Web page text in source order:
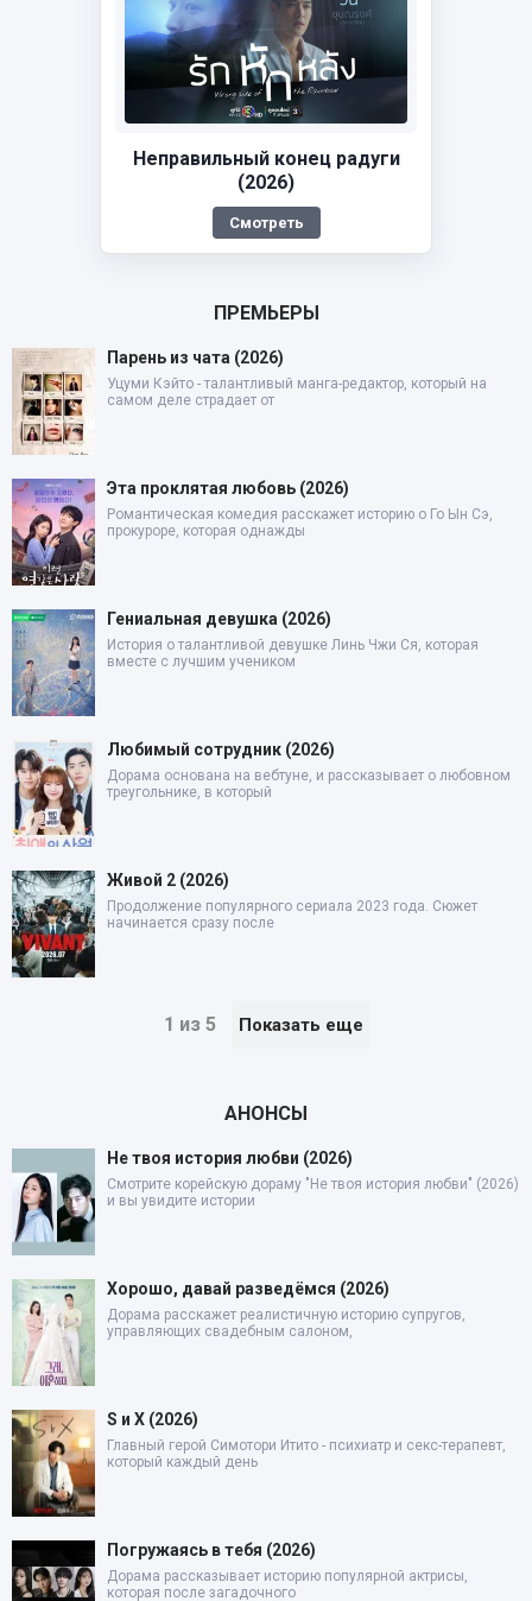
Неправильный конец радуги
(2026)
Смотреть
ПРЕМЬЕРЫ
Парень из чата (2026)
Уцуми Кэйто - талантливый манга-редактор, который на
самом деле страдает от
Эта проклятая любовь (2026)
Романтическая комедия расскажет историю о Го Ын Сэ,
прокуроре, которая однажды
Гениальная девушка (2026)
История о талантливой девушке Линь Чжи Ся, которая
вместе с лучшим учеником
Любимый сотрудник (2026)
Дорама основана на вебтуне, и рассказывает о любовном
треугольнике, в который
Живой 2 (2026)
Продолжение популярного сериала 2023 года. Сюжет
начинается сразу после
1 из 5 Показать еще
АНОНСЫ
Не твоя история любви (2026)
Смотрите корейскую дораму "Не твоя история любви" (2026)
и вы увидите истории
Хорошо, давай разведёмся (2026)
Дорама расскажет реалистичную историю супругов,
управляющих свадебным салоном,
S и X (2026)
Главный герой Симотори Итито - психиатр и секс-терапевт,
который каждый день
Погружаясь в тебя (2026)
Дорама рассказывает историю популярной актрисы,
которая после загадочного